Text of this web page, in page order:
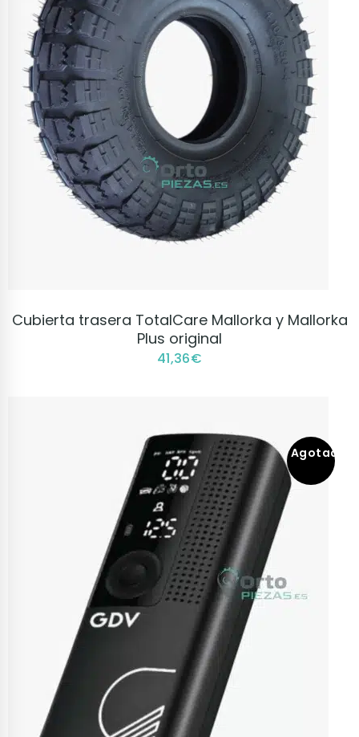
VER PRODUCTO
Cubierta trasera TotalCare Mallorka y Mallorka
Plus original
41,36€
Agotado